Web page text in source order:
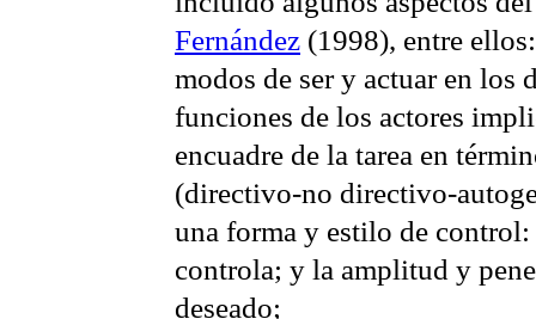
Fernández (1998), entre
modos de ser y actuar en los
funciones de los actores
encuadre de la tarea en
(directivo-no directivo-
una forma y estilo de
controla; y la amplitud y
deseado;